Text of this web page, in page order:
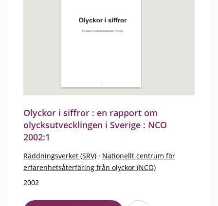
Olyckor i siffror : en rapport om
olycksutvecklingen i Sverige : NCO
2002:1
Räddningsverket (SRV) · Nationellt centrum för
erfarenhetsåterföring från olyckor (NCO)
2002